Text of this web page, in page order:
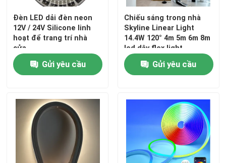
Đèn LED dải đèn neon
12V / 24V Silicone linh
hoạt để trang trí nhà
cửa
Gửi yêu cầu
Chiếu sáng trong nhà
Skyline Linear Light
14.4W 120° 4m 5m 6m 8m
led dây flex light
Gửi yêu cầu